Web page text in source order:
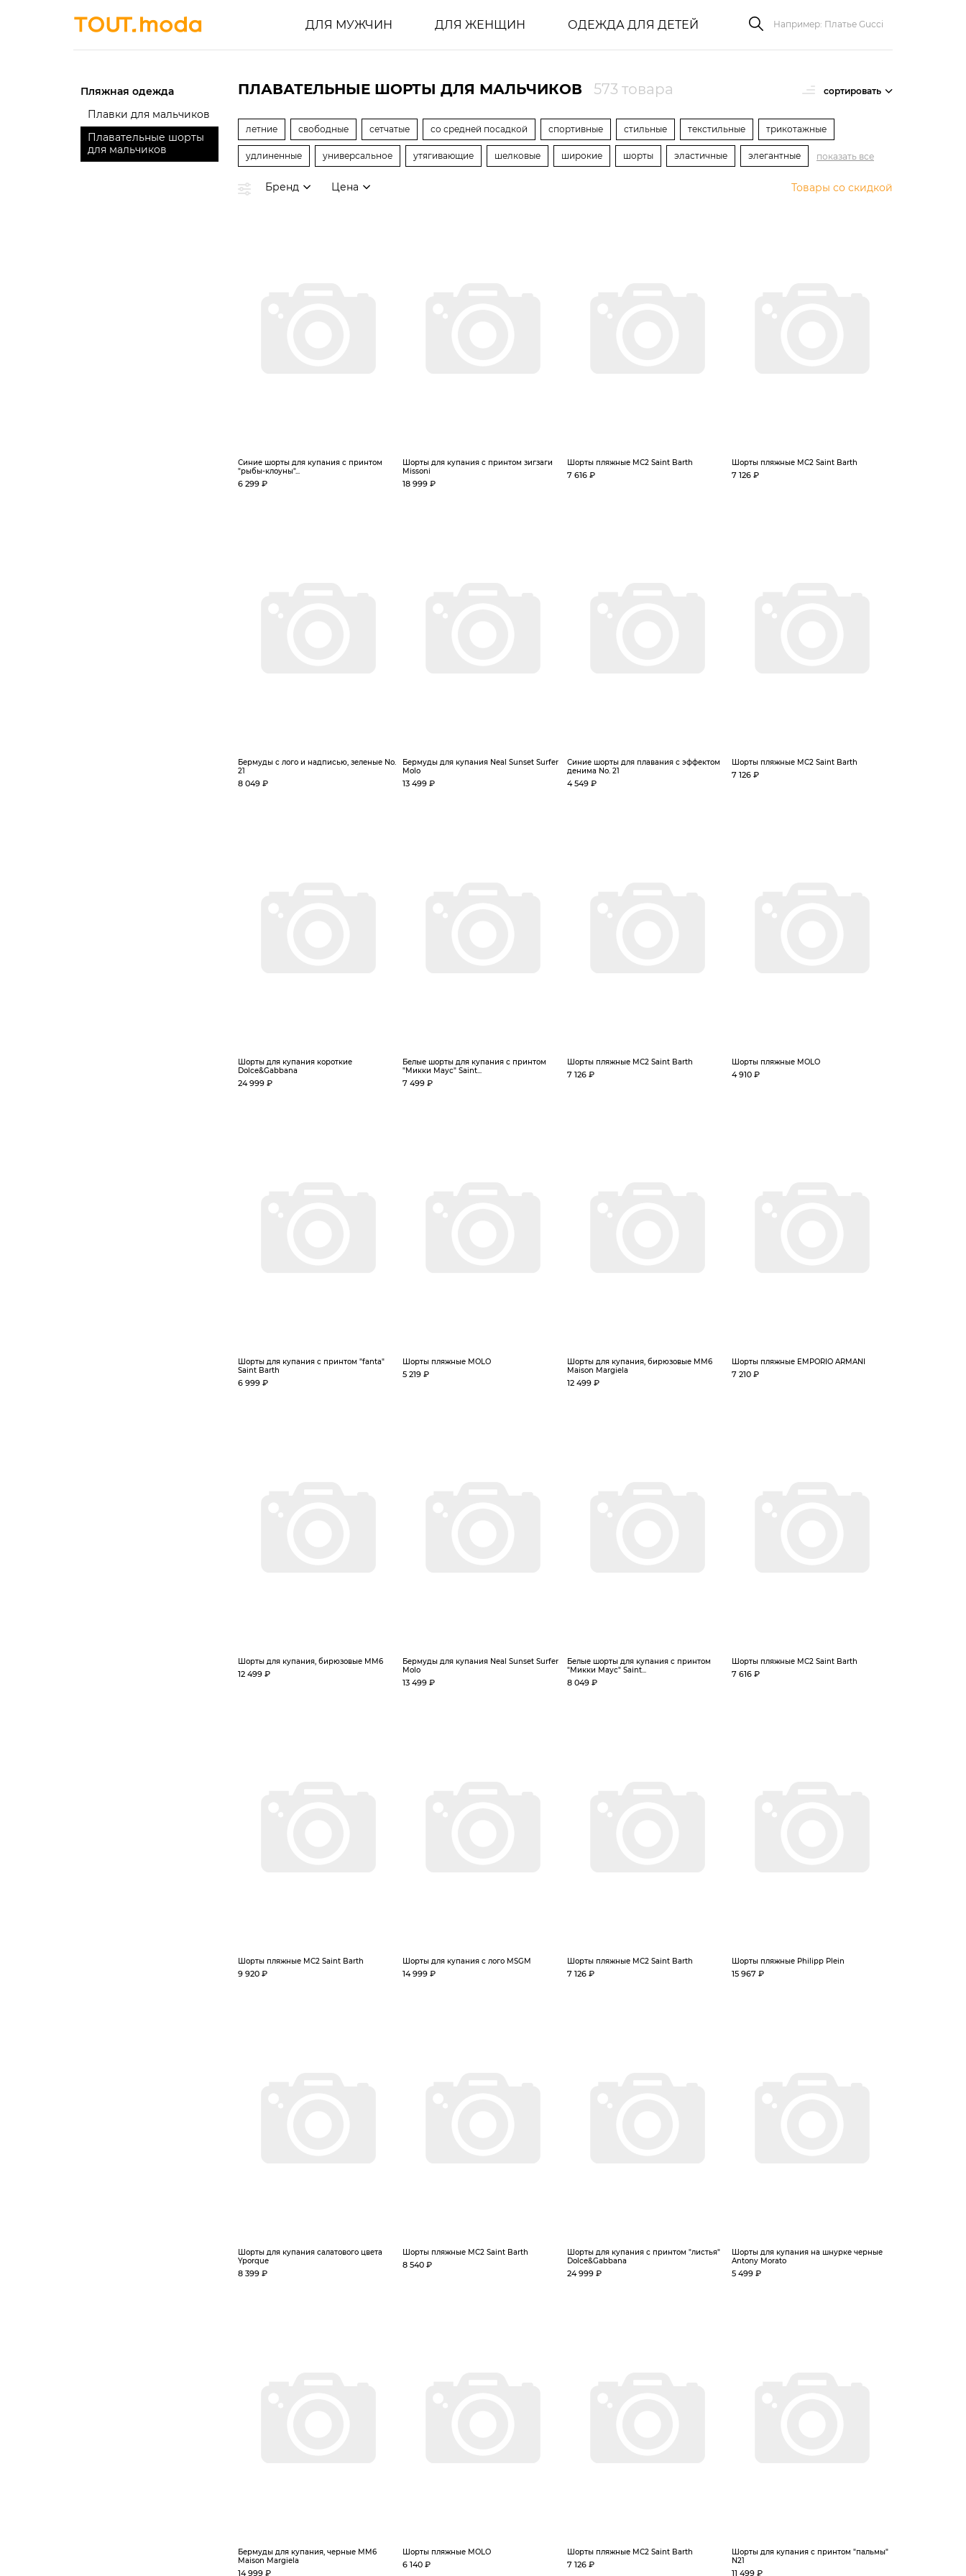
ДЛЯ МУЖЧИН ДЛЯ ЖЕНЩИН ОДЕЖДА ДЛЯ ДЕТЕЙ
Пляжная одежда
Плавки для мальчиков
Плавательные шорты
для мальчиков
ПЛАВАТЕЛЬНЫЕ ШОРТЫ ДЛЯ МАЛЬЧИКОВ 573 товара сортировать
летние свободные сетчатые со средней посадкой спортивные стильные текстильные трикотажные
удлиненные универсальное утягивающие шелковые широкие шорты эластичные элегантные показать все
Бренд Цена Товары со скидкой
Синие шорты для купания с принтом
"рыбы-клоуны"...
6 299 ₽
Шорты для купания с принтом зигзаги
Missoni
18 999 ₽
Шорты пляжные MC2 Saint Barth
7 616 ₽
Шорты пляжные MC2 Saint Barth
7 126 ₽
Бермуды с лого и надписью, зеленые No.
21
8 049 ₽
Бермуды для купания Neal Sunset Surfer
Molo
13 499 ₽
Синие шорты для плавания с эффектом
денима No. 21
4 549 ₽
Шорты пляжные MC2 Saint Barth
7 126 ₽
Шорты для купания короткие
Dolce&Gabbana
24 999 ₽
Белые шорты для купания с принтом
"Микки Маус" Saint...
7 499 ₽
Шорты пляжные MC2 Saint Barth
7 126 ₽
Шорты пляжные MOLO
4 910 ₽
Шорты для купания с принтом "fanta"
Saint Barth
6 999 ₽
Шорты пляжные MOLO
5 219 ₽
Шорты для купания, бирюзовые MM6
Maison Margiela
12 499 ₽
Шорты пляжные EMPORIO ARMANI
7 210 ₽
Шорты для купания, бирюзовые MM6
12 499 ₽
Бермуды для купания Neal Sunset Surfer
Molo
13 499 ₽
Белые шорты для купания с принтом
"Микки Маус" Saint...
8 049 ₽
Шорты пляжные MC2 Saint Barth
7 616 ₽
Шорты пляжные MC2 Saint Barth
9 920 ₽
Шорты для купания с лого MSGM
14 999 ₽
Шорты пляжные MC2 Saint Barth
7 126 ₽
Шорты пляжные Philipp Plein
15 967 ₽
Шорты для купания салатового цвета
Yporque
8 399 ₽
Шорты пляжные MC2 Saint Barth
8 540 ₽
Шорты для купания с принтом "листья"
Dolce&Gabbana
24 999 ₽
Шорты для купания на шнурке черные
Antony Morato
5 499 ₽
Бермуды для купания, черные MM6
Maison Margiela
14 999 ₽
Шорты пляжные MOLO
6 140 ₽
Шорты пляжные MC2 Saint Barth
7 126 ₽
Шорты для купания с принтом "пальмы"
N21
11 499 ₽